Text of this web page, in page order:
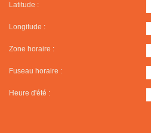
Latitude :
Longitude :
Zone horaire :
Fuseau horaire :
Heure d'été :